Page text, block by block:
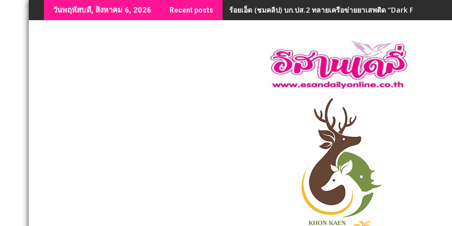
to
วันพฤหัสบดี, สิงหาคม 6, 2026 Recent posts ร้อยเอ็ด (ชมคลิป) บก.ปส.2 ทลายเครือข่ายยาเสพติด “Dark Farm 888”